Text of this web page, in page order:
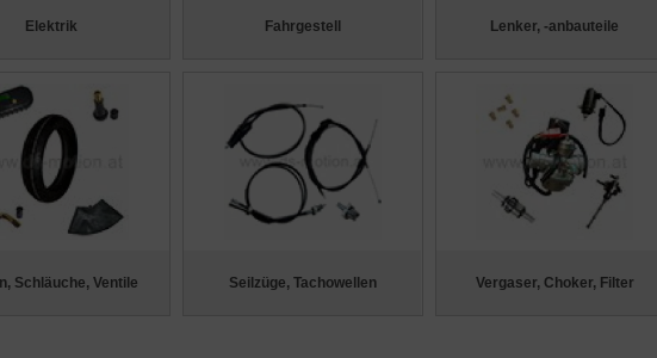
Elektrik Fahrgestell Lenker, -anbauteile
Schläuche, Ventile Seilzüge, Tachowellen Vergaser, Choker, Filter